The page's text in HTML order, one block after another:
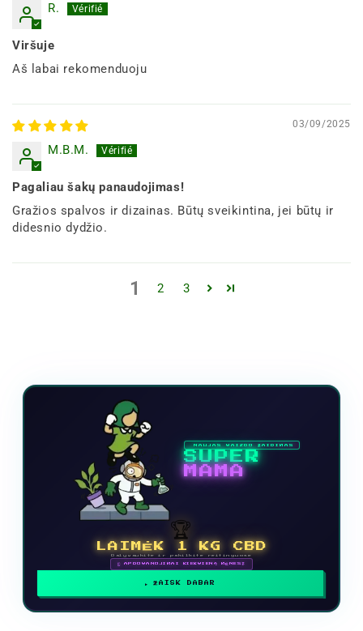
R.
Viršuje
Aš labai rekomenduoju
03/09/2025
M.B.M.
Pagaliau šakų panaudojimas!
Gražios spalvos ir dizainas. Būtų sveikintina, jei būtų ir
didesnio dydžio.
1 2 3
NAUJAS VAIZDO ŽAIDIMAS
SUPER
MAMA
🏆
LAIMĖK 1 KG CBD
Dalyvaukite ir pakilkite reitinguose
🗓 APDOVANOJIMAI KIEKVIENĄ MĖNESĮ
ŽAISK DABAR